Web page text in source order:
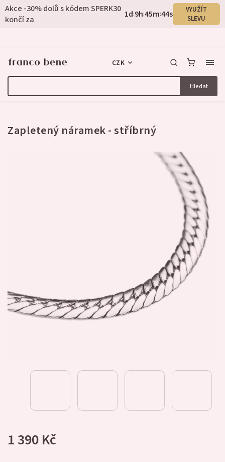
Akce -30% dolů s kódem SPERK30
končí za
1d:9h:45m:44s
VYUŽÍT
SLEVU
Hledat
CZK
Neohodnoceno
Zapletený náramek - stříbrný
1 390 Kč